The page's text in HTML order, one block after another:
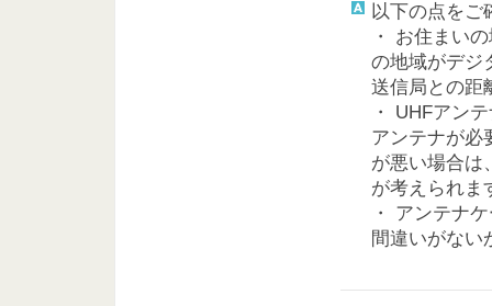
以下の点をご
・ お住まい
の地域がデジ
送信局との距
・ UHFアン
アンテナが必
が悪い場合は
が考えられま
・ アンテナ
間違いがない